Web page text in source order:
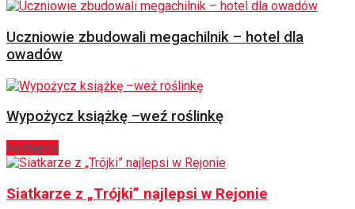
Uczniowie zbudowali megachilnik – hotel dla
owadów
Wypożycz książkę –weź roślinkę
Następny
Siatkarze z „Trójki” najlepsi w Rejonie